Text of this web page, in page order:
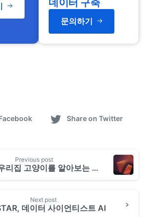
문의하기
Share on Twitter
Previous post
VLM이 우리집 고양이를 알아보는 방법
Next post
데이터 사이언티스트 AI